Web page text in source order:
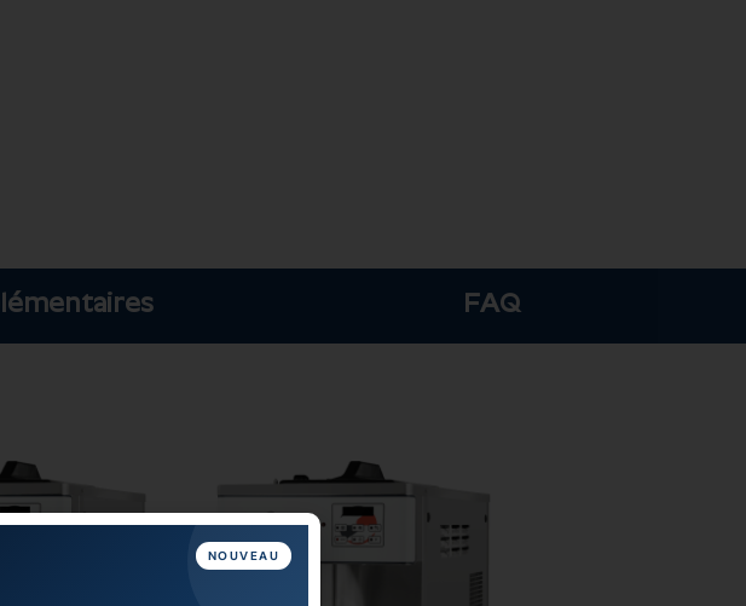
FAQ
NOUVEAU